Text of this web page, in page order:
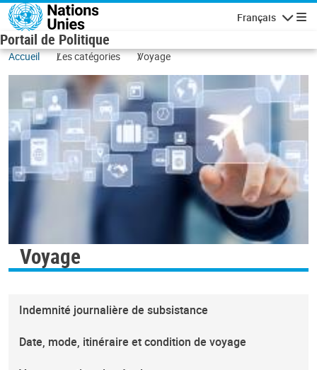
Aller au contenu principal
Français
Portail de Politique
Accueil Les catégories Voyage
Voyage
Indemnité journalière de subsistance
Date, mode, itinéraire et condition de voyage